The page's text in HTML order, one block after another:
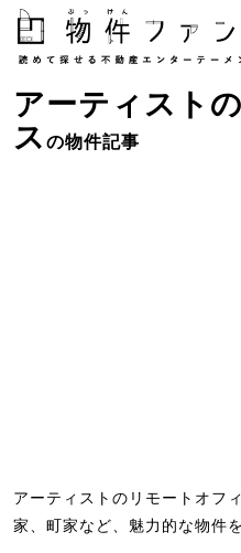
アーティストの
スの物件記事
アーティストのリモートオフ
家、町家など、魅力的な物件